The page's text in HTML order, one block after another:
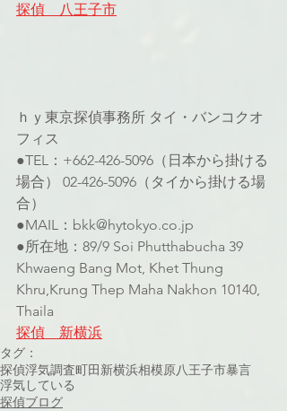
探偵　八王子市
ｈｙ東京探偵事務所 タイ・バンコクオ
フィス
●TEL：+662-426-5096（日本から掛ける
場合） 02-426-5096（タイから掛ける場
合）
●MAIL：bkk@hytokyo.co.jp
●所在地：89/9 Soi Phutthabucha 39
Khwaeng Bang Mot, Khet Thung
Khru,Krung Thep Maha Nakhon 10140,
Thaila
探偵　新横浜
タグ：
探偵浮気調査町田新横浜相模原八王子市暴言
浮気している
探偵ブログ